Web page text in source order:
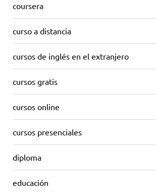
coursera
curso a distancia
cursos de inglés en el extranjero
cursos gratis
cursos online
cursos presenciales
diploma
educación